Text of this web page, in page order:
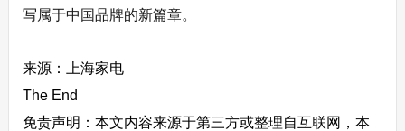
写属于中国品牌的新篇章。
来源：上海家电
The End
免责声明：本文内容来源于第三方或整理自互联网，本